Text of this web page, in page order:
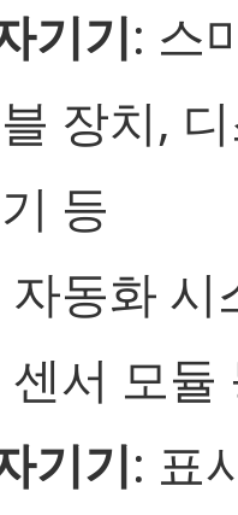
기기: 스
장치,
등
자동화 시
서 모듈
기기: 표